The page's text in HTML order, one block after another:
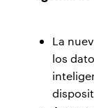
La
los